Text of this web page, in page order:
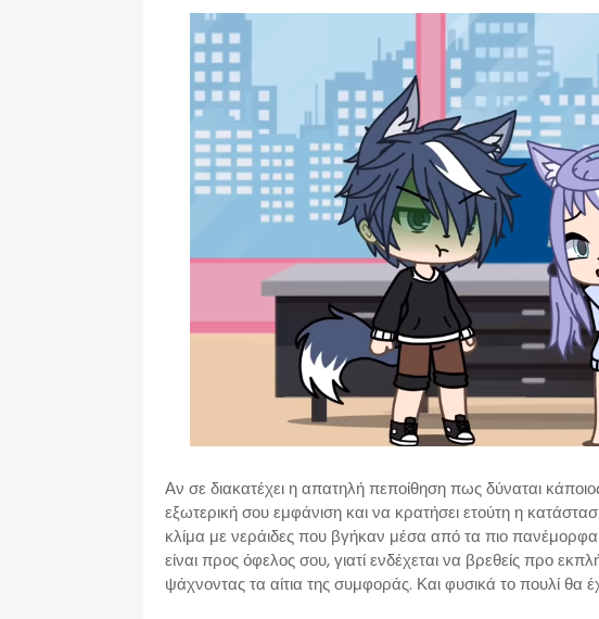
Αν σε διακατέχει η απατηλή πεποίθηση πως δύναται
εξωτερική σου εμφάνιση και να κρατήσει ετούτη η
κλίμα με νεράιδες που βγήκαν μέσα από τα πιο
είναι προς όφελος σου, γιατί ενδέχεται να βρεθείς προ
ψάχνοντας τα αίτια της συμφοράς. Και φυσικά το πουλί θα